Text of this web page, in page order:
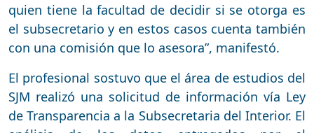
quien tiene la facultad de decidir si se otorga es
el subsecretario y en estos casos cuenta también
con una comisión que lo asesora”, manifestó.
El profesional sostuvo que el área de estudios del
SJM realizó una solicitud de información vía Ley
de Transparencia a la Subsecretaria del Interior. El